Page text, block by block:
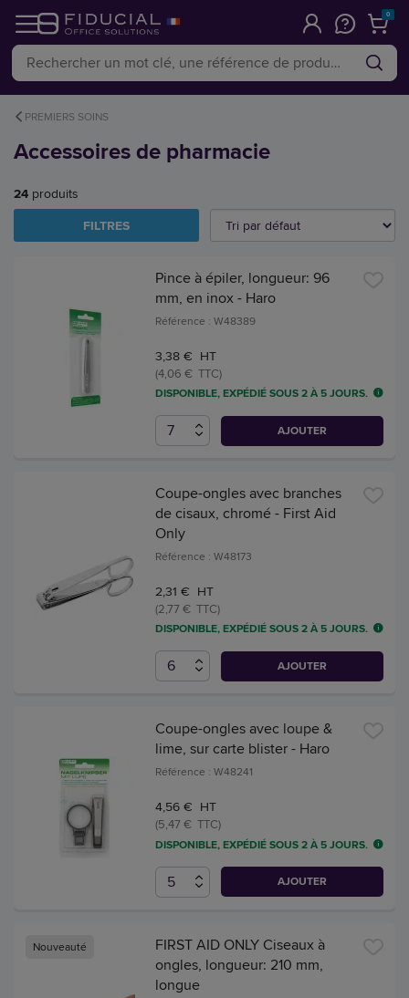
0
PREMIERS SOINS
Accessoires de pharmacie
24 produits
FILTRES
Pince à épiler, longueur: 96
mm, en inox - Haro
Référence : W48389
3,38 € HT
(4,06 € TTC)
DISPONIBLE, EXPÉDIÉ SOUS 2 À 5 JOURS.
AJOUTER
Coupe-ongles avec branches
de cisaux, chromé - First Aid
Only
Référence : W48173
2,31 € HT
(2,77 € TTC)
DISPONIBLE, EXPÉDIÉ SOUS 2 À 5 JOURS.
AJOUTER
Coupe-ongles avec loupe &
lime, sur carte blister - Haro
Référence : W48241
4,56 € HT
(5,47 € TTC)
DISPONIBLE, EXPÉDIÉ SOUS 2 À 5 JOURS.
AJOUTER
Nouveauté
FIRST AID ONLY Ciseaux à
ongles, longueur: 210 mm,
longue